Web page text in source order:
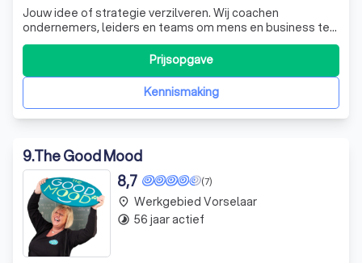
Jouw idee of strategie verzilveren. Wij coachen
ondernemers, leiders en teams om mens en business te
verbinden. Voor leiderschap met impact op basis van
verbinding en resultaten die blijven plakken.
Kennismaking
Prijsopgave
9.The Good Mood
(7)
8,7
place Werkgebied Vorselaar
timelapse 56 jaar actief